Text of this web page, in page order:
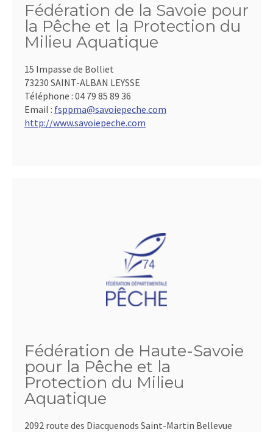
Fédération de la Savoie pour
la Pêche et la Protection du
Milieu Aquatique
15 Impasse de Bolliet
73230 SAINT-ALBAN LEYSSE
Téléphone : 04 79 85 89 36
Email : fsppma@savoiepeche.com
http://www.savoiepeche.com
Fédération de Haute-Savoie
pour la Pêche et la
Protection du Milieu
Aquatique
2092 route des Diacquenods Saint-Martin Bellevue